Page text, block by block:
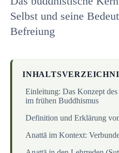
Selbst und seine
Befreiung
Einleitung: Das Konzept
im frühen Buddhismus
Definition und Erklärung
Anattā im Kontext: